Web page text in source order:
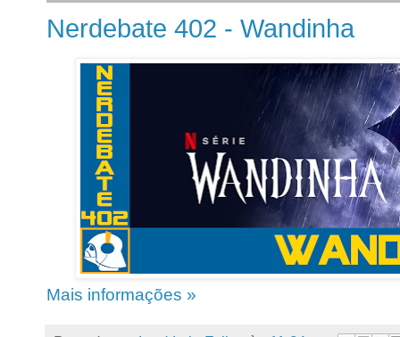
Nerdebate 402 - Wandinha
Mais informações »